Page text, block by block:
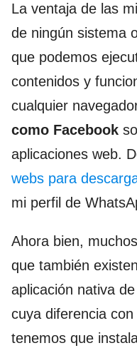
La ventaja de las
de ningún sistema
que podemos
contenidos y
cualquier
como Facebook
aplicaciones web.
webs para
mi perfil de
Ahora bien,
que también
aplicación nativa
cuya diferencia
tenemos que